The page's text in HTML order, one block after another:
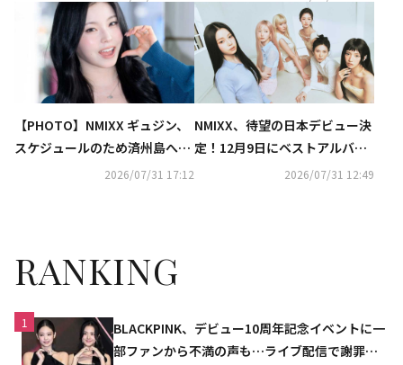
【PHOTO】NMIXX ギュジン、
スケジュールのため済州島へ…
2026/07/31 17:12
NMIXX、待望の日本デビュー決
定！12月9日にベストアルバム
「N=MIXX」をリリース2026/07/31 12:49
RANKING
1
BLACKPINK、デビュー10周年記念イベントに一
部ファンから不満の声も…ライブ配信で謝罪